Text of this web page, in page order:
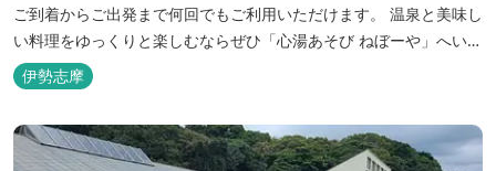
ご到着からご出発まで何回でもご利用いただけます。 温泉と美味し
い料理をゆっくりと楽しむならぜひ「心湯あそび ねぼーや」へいら
っしゃいませんか？
伊勢志摩